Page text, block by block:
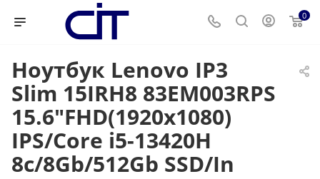
0
Ноутбук Lenovo IP3
Slim 15IRH8 83EM003RPS
15.6"FHD(1920x1080)
IPS/Core i5-13420H
8с/8Gb/512Gb SSD/In